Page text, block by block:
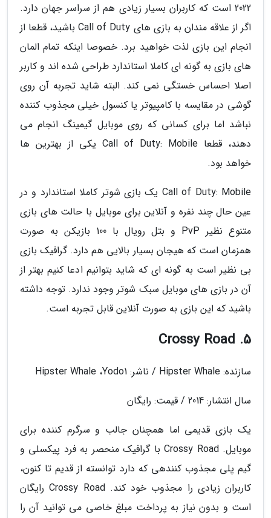
2022 است که کاربران بسیار زیادی هم از سراسر جهان دارد.
اگر از علاقه مندان به بازی های Call of Duty باشید، قطعا از
انجام این بازی لذت خواهید برد. خصوصا اینکه تمام المان
های بازی به گونه ای کاملا استاندارد طراحی شده اند و کاربر
اصلا احساس خستگی نمی کند. البته شاید تجربه آن روی
گوشی در مقایسه با کامپیوتر یا کنسول خیلی مجذوب کننده
نباشد اما برای کسانی که روی موبایل گیمینگ انجام می
دهند، قطعا Call of Duty: Mobile یکی از بهترین ها
خواهد بود.
Call of Duty: Mobile یک بازی شوتر کاملا استاندارد و در
عین حال چند نفره و آنلاین برای موبایل با حالت های بازی
متنوع نظیر PvP و بتل رویال با 100 بازیکن به صورت
همزمان است که هیجان بسیار بالایی هم دارد. گرافیک بازی
بی نظیر است به گونه ای که شاید بتوانیم ادعا کنیم بهتر از
آن در بازی های موبایل سبک شوتر وجود ندارد. توجه داشته
باشید که این بازی به صورت آنلاین قابل تجربه است.
5. Crossy Road
سازنده: Hipster Whale / ناشر: Hipster Whale ،Yodo1
سال انتشار: 2014 / قیمت: رایگان
یک بازی قدیمی اما همچنان جالب و سرگرم کننده برای
موبایل. Crossy Road با گرافیک منحصر به فرد پیکسلی و
گیم پلی مجذوب کنندهی که دارد توانسته از قدیم تا کنون،
کاربران زیادی را مجذوب خود کند. Crossy Road رایگان
است و بدون نیاز به پرداخت مبلغ خاصی می توانید آن را